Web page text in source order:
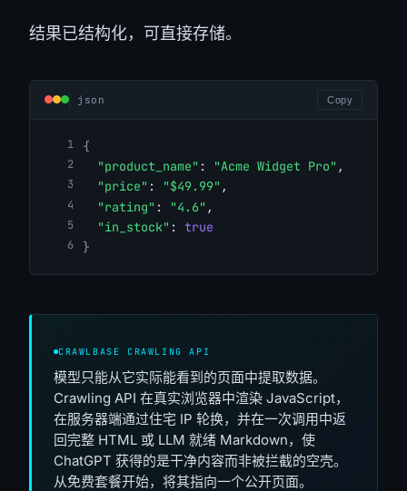
结果已结构化，可直接存储。
json Copy
{
"product_name" : "Acme Widget Pro" ,
"price" : "$49.99" ,
"rating" : "4.6" ,
"in_stock" : true
}
CRAWLBASE CRAWLING API
模型只能从它实际能看到的页面中提取数据。
Crawling API 在真实浏览器中渲染 JavaScript，
在服务器端通过住宅 IP 轮换，并在一次调用中返
回完整 HTML 或 LLM 就绪 Markdown，使
ChatGPT 获得的是干净内容而非被拦截的空壳。
从免费套餐开始，将其指向一个公开页面。